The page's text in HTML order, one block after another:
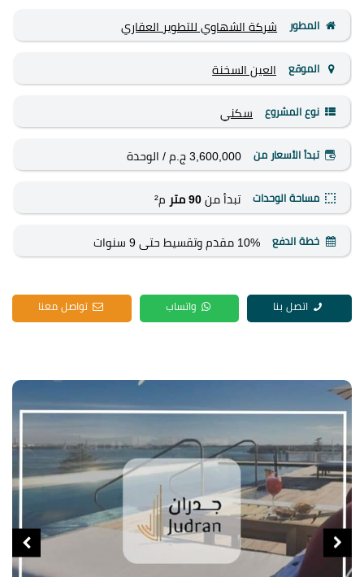
المطور شركة الشهاوي للتطوير العقاري
الموقع العين السخنة
نوع المشروع سكني
تبدأ الأسعار من 3,600,000 ج.م / الوحدة
مساحة الوحدات تبدأ من 90 متر م²
خطة الدفع 10% مقدم وتقسيط حتى 9 سنوات
اتصل بنا واتساب تواصل معنا